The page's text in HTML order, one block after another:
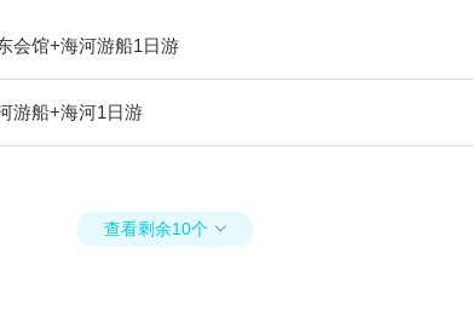
会馆+海河游船1日游
游船+海河1日游
查看剩余10个 